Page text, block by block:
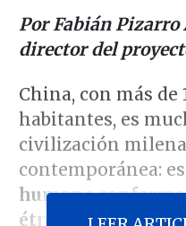
Por Fabián
director del
China, con más de
habitantes, es
civilización
contemporánea:
humano
étnicos